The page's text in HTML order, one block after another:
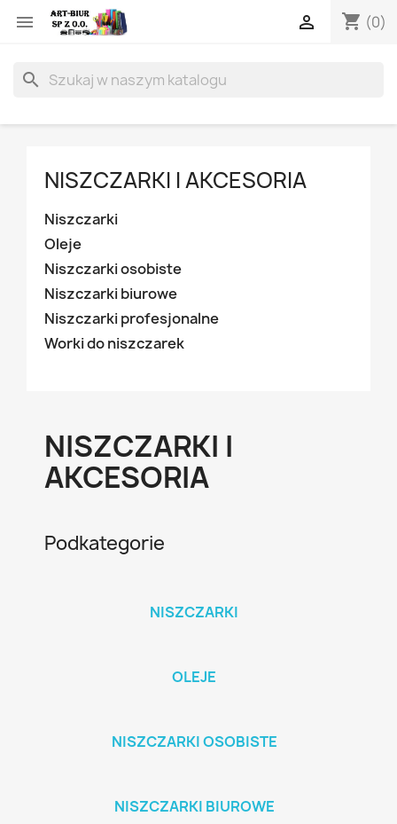
 shopping_cart (0)

search
NISZCZARKI I AKCESORIA
Niszczarki
Oleje
Niszczarki osobiste
Niszczarki biurowe
Niszczarki profesjonalne
Worki do niszczarek
NISZCZARKI I
AKCESORIA
Podkategorie
NISZCZARKI
OLEJE
NISZCZARKI OSOBISTE
NISZCZARKI BIUROWE